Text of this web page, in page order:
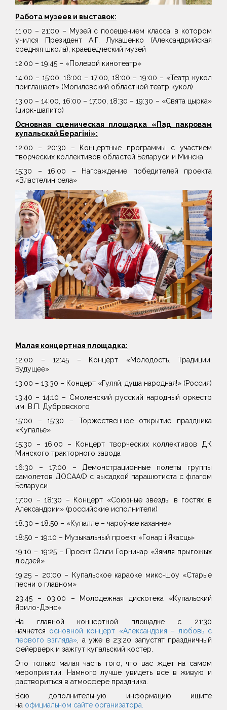
Работа музеев и выставок:
11:00 – 21:00 – Музей с посещением класса, в котором
учился Президент А.Г. Лукашенко (Александрийская
средняя школа), краеведческий музей
12:00 – 19:45 – «Полевой кинотеатр»
14:00 – 15:00, 16:00 – 17:00, 18:00 – 19:00 – «Театр кукол
приглашает» (Могилевский областной театр кукол)
13:00 – 14:00, 16:00 – 17:00, 18:30 – 19:30 – «Свята цырка»
(цирк-шапито)
Основная сценическая площадка «Пад пакровам
купальскай Берагіні»:
12:00 – 20:30 – Концертные программы с участием
творческих коллективов областей Беларуси и Минска
15:30 – 16:00 – Награждение победителей проекта
«Властелин села»
Малая концертная площадка:
12:00 – 12:45 – Концерт «Молодость. Традиции.
Будущее»
13:00 – 13:30 – Концерт «Гуляй, душа народная!» (Россия)
13:40 – 14:10 – Смоленский русский народный оркестр
им. В.П. Дубровского
15:00 – 15:30 – Торжественное открытие праздника
«Купалье»
15:30 – 16:00 – Концерт творческих коллективов ДК
Минского тракторного завода
16:30 – 17:00 – Демонстрационные полеты группы
самолетов ДОСААФ с высадкой парашютиста с флагом
Беларуси
17:00 – 18:30 – Концерт «Союзные звезды в гостях в
Александрии» (российские исполнители)
18:30 – 18:50 – «Купалле – чароўнае каханне»
18:50 – 19:10 – Музыкальный проект «Гонар і Якасць»
19:10 – 19:25 – Проект Ольги Горничар «Зямля прыгожых
людзей»
19:25 – 20:00 – Купальское караоке микс-шоу «Старые
песни о главном»
23:45 – 03:00 – Молодежная дискотека «Купальский
Ярило-Дэнс»
На главной концертной площадке с 21:30
начнется основной концерт «Александрия – любовь с
первого взгляда», а уже в 23:20 запустят праздничный
фейерверк и зажгут купальский костер.
Это только малая часть того, что вас ждет на самом
мероприятии. Намного лучше увидеть все в живую и
раствориться в атмосфере праздника.
Всю дополнительную информацию ищите
на официальном сайте организатора.